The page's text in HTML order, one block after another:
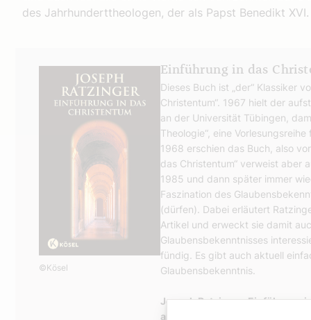
des Jahrhunderttheologen, der als Papst Benedikt
©Kösel
Einführung in das
Dieses Buch ist „der“ Klassiker
Christentum“. 1967 hielt der
an der Universität Tübingen,
Theologie“, eine
1968 erschien das Buch, also
das Christentum“ verweist aber
1985 und dann später immer
Faszination des
(dürfen). Dabei erläutert
Artikel und erweckt sie damit
Glaubensbekenntnisses
fündig. Es gibt auch aktuell
Glaubensbekenntnis.
Joseph Ratzinger, Einführung
apostolische